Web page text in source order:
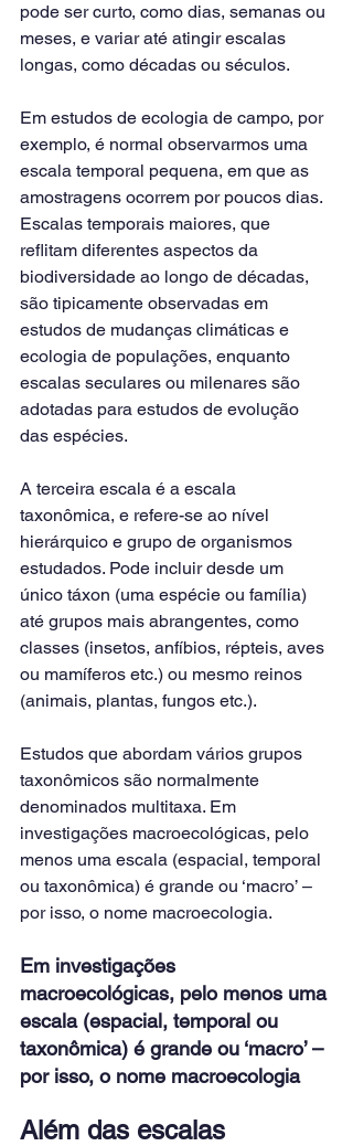
pode ser curto, como dias, semanas ou
meses, e variar até atingir escalas
longas, como décadas ou séculos.
Em estudos de ecologia de campo, por
exemplo, é normal observarmos uma
escala temporal pequena, em que as
amostragens ocorrem por poucos dias.
Escalas temporais maiores, que
reflitam diferentes aspectos da
biodiversidade ao longo de décadas,
são tipicamente observadas em
estudos de mudanças climáticas e
ecologia de populações, enquanto
escalas seculares ou milenares são
adotadas para estudos de evolução
das espécies.
A terceira escala é a escala
taxonômica, e refere-se ao nível
hierárquico e grupo de organismos
estudados. Pode incluir desde um
único táxon (uma espécie ou família)
até grupos mais abrangentes, como
classes (insetos, anfíbios, répteis, aves
ou mamíferos etc.) ou mesmo reinos
(animais, plantas, fungos etc.).
Estudos que abordam vários grupos
taxonômicos são normalmente
denominados multitaxa. Em
investigações macroecológicas, pelo
menos uma escala (espacial, temporal
ou taxonômica) é grande ou ‘macro’ –
por isso, o nome macroecologia.
Em investigações
macroecológicas, pelo menos uma
escala (espacial, temporal ou
taxonômica) é grande ou ‘macro’ –
por isso, o nome macroecologia
Além das escalas